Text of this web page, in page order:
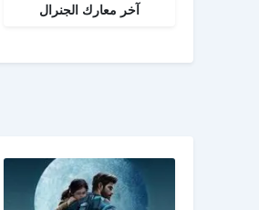
آخر معارك الجنرال